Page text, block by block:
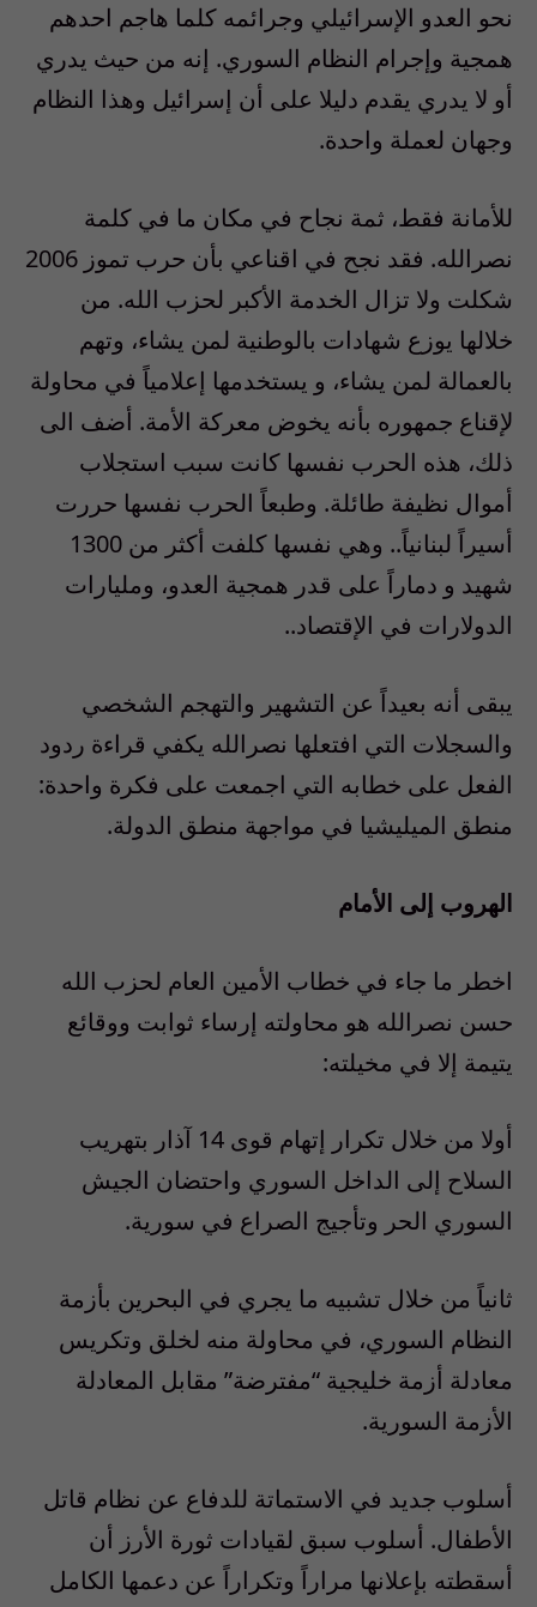
نحو العدو الإسرائيلي وجرائمه كلما هاجم احدهم
همجية وإجرام النظام السوري. إنه من حيث يدري
أو لا يدري يقدم دليلا على أن إسرائيل وهذا النظام
وجهان لعملة واحدة.
للأمانة فقط، ثمة نجاح في مكان ما في كلمة
نصرالله. فقد نجح في اقناعي بأن حرب تموز 2006
شكلت ولا تزال الخدمة الأكبر لحزب الله. من
خلالها يوزع شهادات بالوطنية لمن يشاء، وتهم
بالعمالة لمن يشاء، و يستخدمها إعلامياً في محاولة
لإقناع جمهوره بأنه يخوض معركة الأمة. أضف الى
ذلك، هذه الحرب نفسها كانت سبب استجلاب
أموال نظيفة طائلة. وطبعاً الحرب نفسها حررت
أسيراً لبنانياً.. وهي نفسها كلفت أكثر من 1300
شهيد و دماراً على قدر همجية العدو، ومليارات
الدولارات في الإقتصاد..
يبقى أنه بعيداً عن التشهير والتهجم الشخصي
والسجلات التي افتعلها نصرالله يكفي قراءة ردود
الفعل على خطابه التي اجمعت على فكرة واحدة:
منطق الميليشيا في مواجهة منطق الدولة.
الهروب إلى الأمام
اخطر ما جاء في خطاب الأمين العام لحزب الله
حسن نصرالله هو محاولته إرساء ثوابت ووقائع
يتيمة إلا في مخيلته:
أولا من خلال تكرار إتهام قوى 14 آذار بتهريب
السلاح إلى الداخل السوري واحتضان الجيش
السوري الحر وتأجيج الصراع في سورية.
ثانياً من خلال تشبيه ما يجري في البحرين بأزمة
النظام السوري، في محاولة منه لخلق وتكريس
معادلة أزمة خليجية “مفترضة” مقابل المعادلة
الأزمة السورية.
أسلوب جديد في الاستماتة للدفاع عن نظام قاتل
الأطفال. أسلوب سبق لقيادات ثورة الأرز أن
أسقطته بإعلانها مراراً وتكراراً عن دعمها الكامل